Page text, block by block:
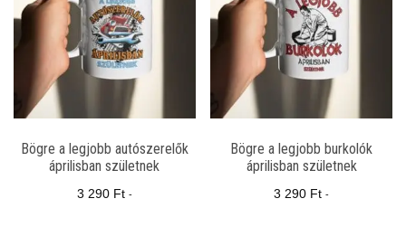
Bögre a legjobb autószerelők
áprilisban születnek
3 290 Ft -
Bögre a legjobb burkolók
áprilisban születnek
3 290 Ft -